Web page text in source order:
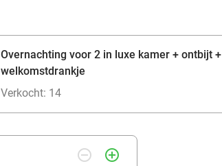
Overnachting voor 2 in luxe kamer + ontbijt +
welkomstdrankje
Verkocht: 14
remove_circle_outline add_circle_outline